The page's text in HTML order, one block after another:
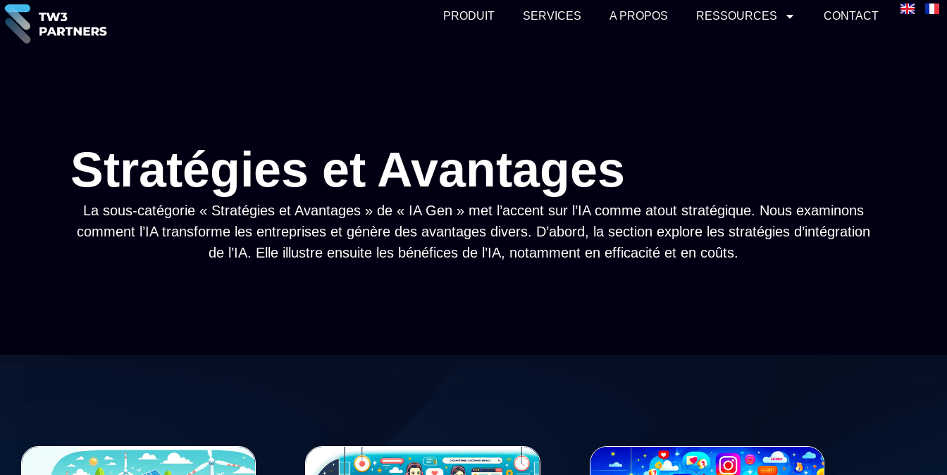
PRODUIT SERVICES A PROPOS RESSOURCES CONTACT
Stratégies et Avantages
La sous-catégorie « Stratégies et Avantages » de « IA Gen » met l’accent sur l’IA comme atout stratégique. Nous examinons
comment l’IA transforme les entreprises et génère des avantages divers. D’abord, la section explore les stratégies d’intégration
de l’IA. Elle illustre ensuite les bénéfices de l’IA, notamment en efficacité et en coûts.